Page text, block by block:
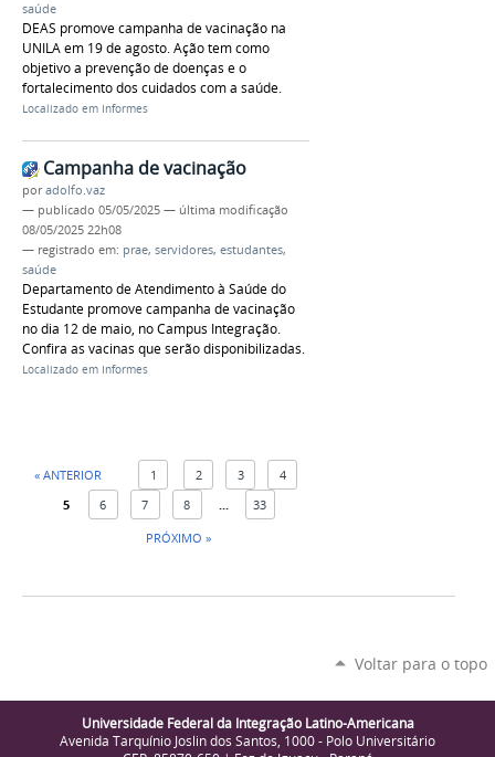
saúde
DEAS promove campanha de vacinação na
UNILA em 19 de agosto. Ação tem como
objetivo a prevenção de doenças e o
fortalecimento dos cuidados com a saúde.
Localizado em Informes
Campanha de vacinação
poradolfo.vaz
— publicado 05/05/2025 — última modificação
08/05/2025 22h08
— registrado em: prae, servidores, estudantes,
saúde
Departamento de Atendimento à Saúde do
Estudante promove campanha de vacinação
no dia 12 de maio, no Campus Integração.
Confira as vacinas que serão disponibilizadas.
Localizado em Informes
« ANTERIOR 1 2 3
4
5
6 7 8
33
PRÓXIMO »
Voltar para o topo
Universidade Federal da Integração Latino-Americana
Avenida Tarquínio Joslin dos Santos, 1000 - Polo Universitário